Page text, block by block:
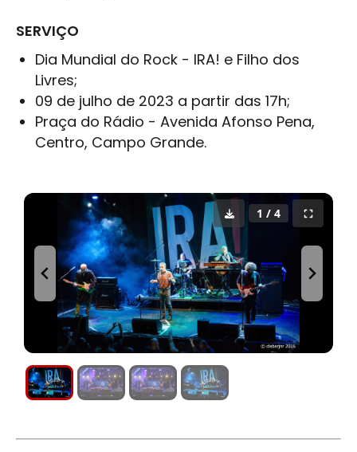
SERVIÇO
Dia Mundial do Rock - IRA! e Filho dos
Livres;
09 de julho de 2023 a partir das 17h;
Praça do Rádio - Avenida Afonso Pena,
Centro, Campo Grande.
1 / 4